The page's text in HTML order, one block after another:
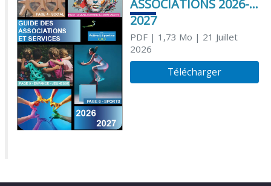
ASSOCIATIONS 2026-
2027
PDF| 1,73 Mo | 21 Juillet
2026
Télécharger